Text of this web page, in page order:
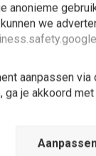
anonieme
we
aanpassen
je akkoord